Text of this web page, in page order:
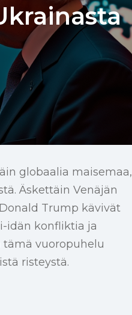
globaalia maisemaa,
Äskettäin Venäjän
Trump kävivät
idän konfliktia ja
tämä vuoropuhelu
risteystä.